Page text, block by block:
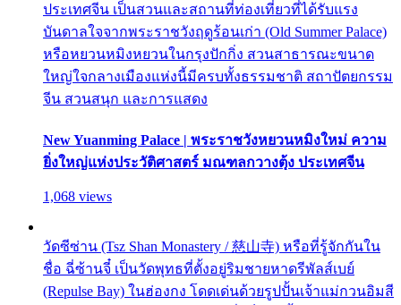
ประเทศจีน เป็นสวนและสถานที่ท่องเที่ยวที่ได้รับแรง
บันดาลใจจากพระราชวังฤดูร้อนเก่า (Old Summer Palace)
หรือหยวนหมิงหยวนในกรุงปักกิ่ง สวนสาธารณะขนาด
ใหญ่ใจกลางเมืองแห่งนี้มีครบทั้งธรรมชาติ สถาปัตยกรรม
จีน สวนสนุก และการแสดง
New Yuanming Palace | พระราชวังหยวนหมิงใหม่ ความ
ยิ่งใหญ่แห่งประวัติศาสตร์ มณฑลกวางตุ้ง ประเทศจีน
1,068 views
วัดซีซ่าน (Tsz Shan Monastery / 慈山寺) หรือที่รู้จักกันใน
ชื่อ ฉี่ซ้านจี๋ เป็นวัดพุทธที่ตั้งอยู่ริมชายหาดรีพัลส์เบย์
(Repulse Bay) ในฮ่องกง โดดเด่นด้วยรูปปั้นเจ้าแม่กวนอิมสี